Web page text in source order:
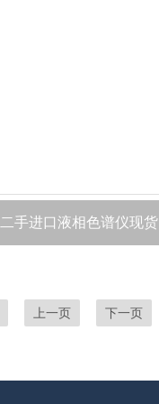
二手进口液相色谱仪现货
上一页 下一页